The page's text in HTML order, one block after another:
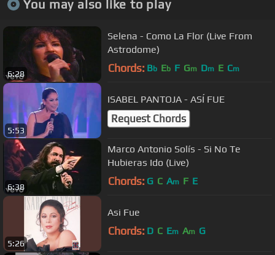
You may also like to play
6:28
Selena - Como La Flor (Live From
Astrodome)
Chords: Bb Eb F Gm Dm E Cm
5:53
ISABEL PANTOJA - ASÍ FUE
Request Chords
6:38
Marco Antonio Solís - Si No Te
Hubieras Ido (Live)
Chords: G C Am F E
5:26
Asi Fue
Chords: D C Em Am G